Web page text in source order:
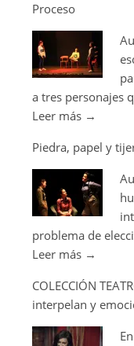
Proceso
a tres personajes
Leer más →
Piedra, papel y
problema de
Leer más →
COLECCIÓN
interpelan y